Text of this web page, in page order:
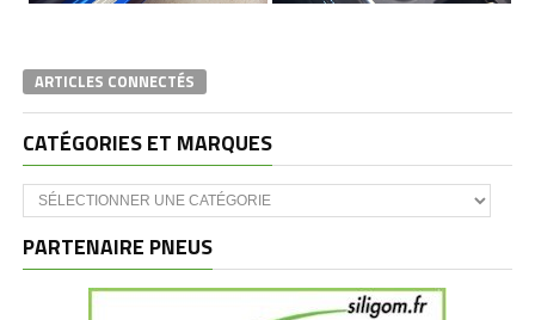
ARTICLES CONNECTÉS
CATÉGORIES ET MARQUES
Catégories
et
PARTENAIRE PNEUS